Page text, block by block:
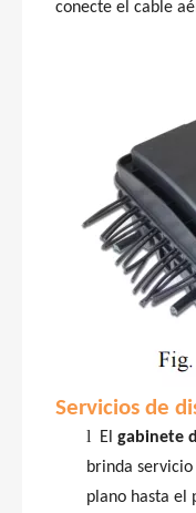
conecte el cable
Servicios de
l El gabinete
brinda servicio
plano hasta el